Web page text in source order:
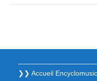
❯❯ Accueil Encyclomusic